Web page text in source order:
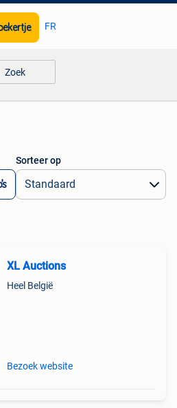
FR
Zoek
Sorteer op
XL Auctions
Heel België
Bezoek website